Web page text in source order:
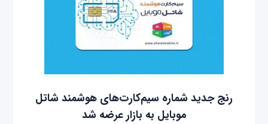
رنج جدید شماره سیم‌کارت‌های هوشمند شاتل‌
موبایل به بازار عرضه شد